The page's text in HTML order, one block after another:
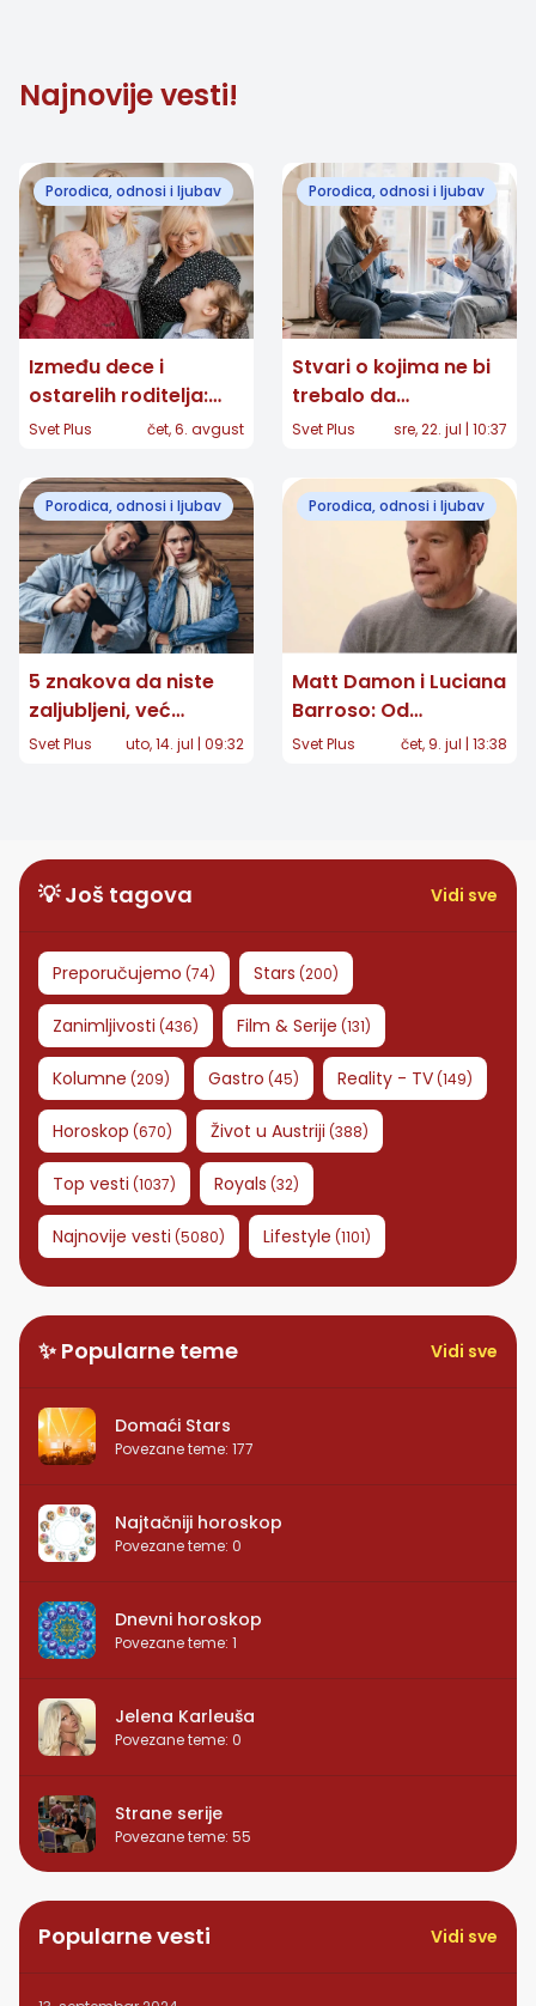
Najnovije vesti!
Porodica, odnosi i ljubav
Između dece i
ostarelih roditelja:
Kako da brinete o
sebe
Svet Plus čet, 6. avgust
Porodica, odnosi i ljubav
Stvari o kojima ne bi
trebalo da
razgovarate čak ni
prijateljem
Svet Plus sre, 22. jul | 10:37
Porodica, odnosi i ljubav
5 znakova da niste
zaljubljeni, već
opsednuti: Gde je
Svet Plus uto, 14. jul | 09:32
Porodica, odnosi i ljubav
Matt Damon i Luciana
Barroso: Od
slučajnog susreta u
Svet Plus čet, 9. jul | 13:38
💡 Još tagova Vidi sve
Preporučujemo (74) Stars (200)
Zanimljivosti (436) Film & Serije (131)
Kolumne (209) Gastro (45) Reality - TV(149)
Horoskop (670) Život u Austriji (388)
Top vesti (1037) Royals (32)
Najnovije vesti (5080) Lifestyle (1101)
✨ Popularne teme Vidi sve
Domaći Stars
Povezane teme: 177
Najtačniji horoskop
Povezane teme: 0
Dnevni horoskop
Povezane teme: 1
Jelena Karleuša
Povezane teme: 0
Strane serije
Povezane teme: 55
Popularne vesti Vidi sve